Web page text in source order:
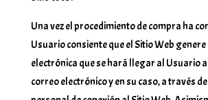
Una vez el procedimiento de compra ha
Usuario consiente que el Sitio Web
electrónica que se hará llegar al Usuario
correo electrónico y en su caso, a través